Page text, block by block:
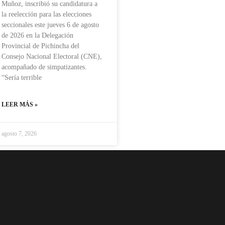
Muñoz, inscribió su candidatura a
la reelección para las elecciones
seccionales este jueves 6 de agosto
de 2026 en la Delegación
Provincial de Pichincha del
Consejo Nacional Electoral (CNE),
acompañado de simpatizantes.
“Sería terrible
LEER MÁS »
agosto 7, 2026